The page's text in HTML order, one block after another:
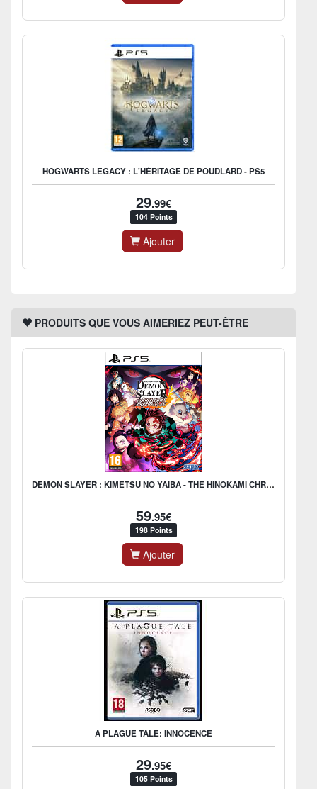
HOGWARTS LEGACY : L'HÉRITAGE DE POUDLARD - PS5
29.99€
104 Points
Ajouter
PRODUITS QUE VOUS AIMERIEZ PEUT-ÊTRE
DEMON SLAYER : KIMETSU NO YAIBA - THE HINOKAMI CHRONICLES
59.95€
198 Points
Ajouter
A PLAGUE TALE: INNOCENCE
29.95€
105 Points